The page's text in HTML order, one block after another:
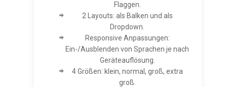
Flaggen.
2 Layouts: als Balken und als
Dropdown.
Responsive Anpassungen:
Ein-/Ausblenden von Sprachen je nach
Geräteauflösung.
4 Größen: klein, normal, groß, extra
groß.